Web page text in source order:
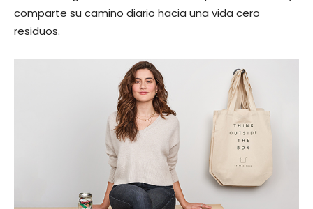
comparte su camino diario hacia una vida cero
residuos.